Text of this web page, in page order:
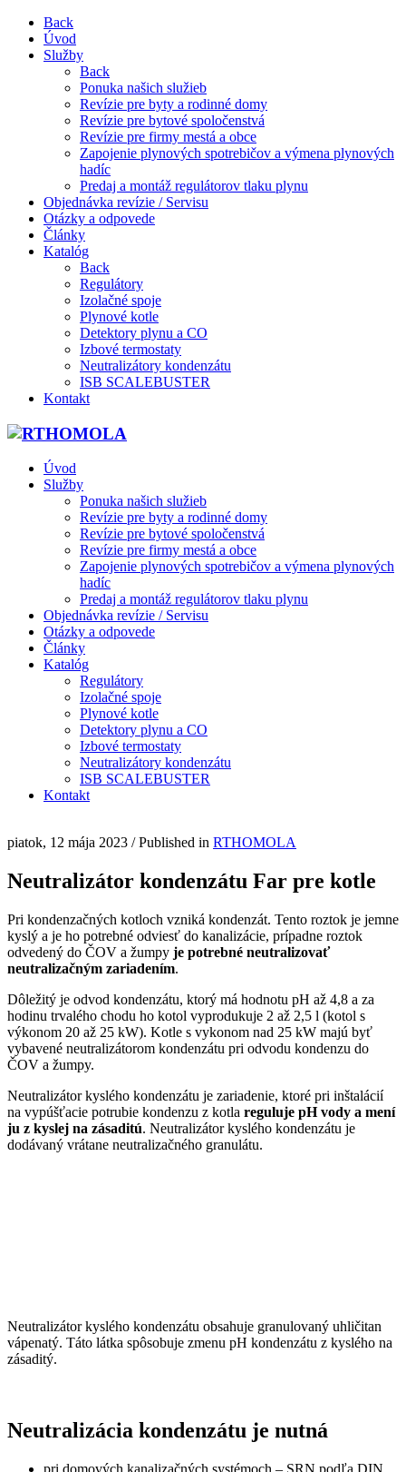
Back
Úvod
Služby
Back
Ponuka našich služieb
Revízie pre byty a rodinné domy
Revízie pre bytové spoločenstvá
Revízie pre firmy mestá a obce
Zapojenie plynových spotrebičov a výmena plynových
hadíc
Predaj a montáž regulátorov tlaku plynu
Objednávka revízie / Servisu
Otázky a odpovede
Články
Katalóg
Back
Regulátory
Izolačné spoje
Plynové kotle
Detektory plynu a CO
Izbové termostaty
Neutralizátory kondenzátu
ISB SCALEBUSTER
Kontakt
Úvod
Služby
Ponuka našich služieb
Revízie pre byty a rodinné domy
Revízie pre bytové spoločenstvá
Revízie pre firmy mestá a obce
Zapojenie plynových spotrebičov a výmena plynových
hadíc
Predaj a montáž regulátorov tlaku plynu
Objednávka revízie / Servisu
Otázky a odpovede
Články
Katalóg
Regulátory
Izolačné spoje
Plynové kotle
Detektory plynu a CO
Izbové termostaty
Neutralizátory kondenzátu
ISB SCALEBUSTER
Kontakt
piatok, 12 mája 2023 /Published in RTHOMOLA
Neutralizátor kondenzátu Far pre kotle
Pri kondenzačných kotloch vzniká kondenzát. Tento roztok je jemne
kyslý a je ho potrebné odviesť do kanalizácie, prípadne roztok
odvedený do ČOV a žumpy je potrebné neutralizovať
neutralizačným zariadením.
Dôležitý je odvod kondenzátu, ktorý má hodnotu pH až 4,8 a za
hodinu trvalého chodu ho kotol vyprodukuje 2 až 2,5 l (kotol s
výkonom 20 až 25 kW). Kotle s vykonom nad 25 kW majú byť
vybavené neutralizátorom kondenzátu pri odvodu kondenzu do
ČOV a žumpy.
Neutralizátor kyslého kondenzátu je zariadenie, ktoré pri inštalácií
na vypúšťacie potrubie kondenzu z kotla reguluje pH vody a mení
ju z kyslej na zásaditú. Neutralizátor kyslého kondenzátu je
dodávaný vrátane neutralizačného granulátu.
Neutralizátor kyslého kondenzátu obsahuje granulovaný uhličitan
vápenatý. Táto látka spôsobuje zmenu pH kondenzátu z kyslého na
zásaditý.
Neutralizácia kondenzátu je nutná
pri domových kanalizačných systémoch – SRN podľa DIN